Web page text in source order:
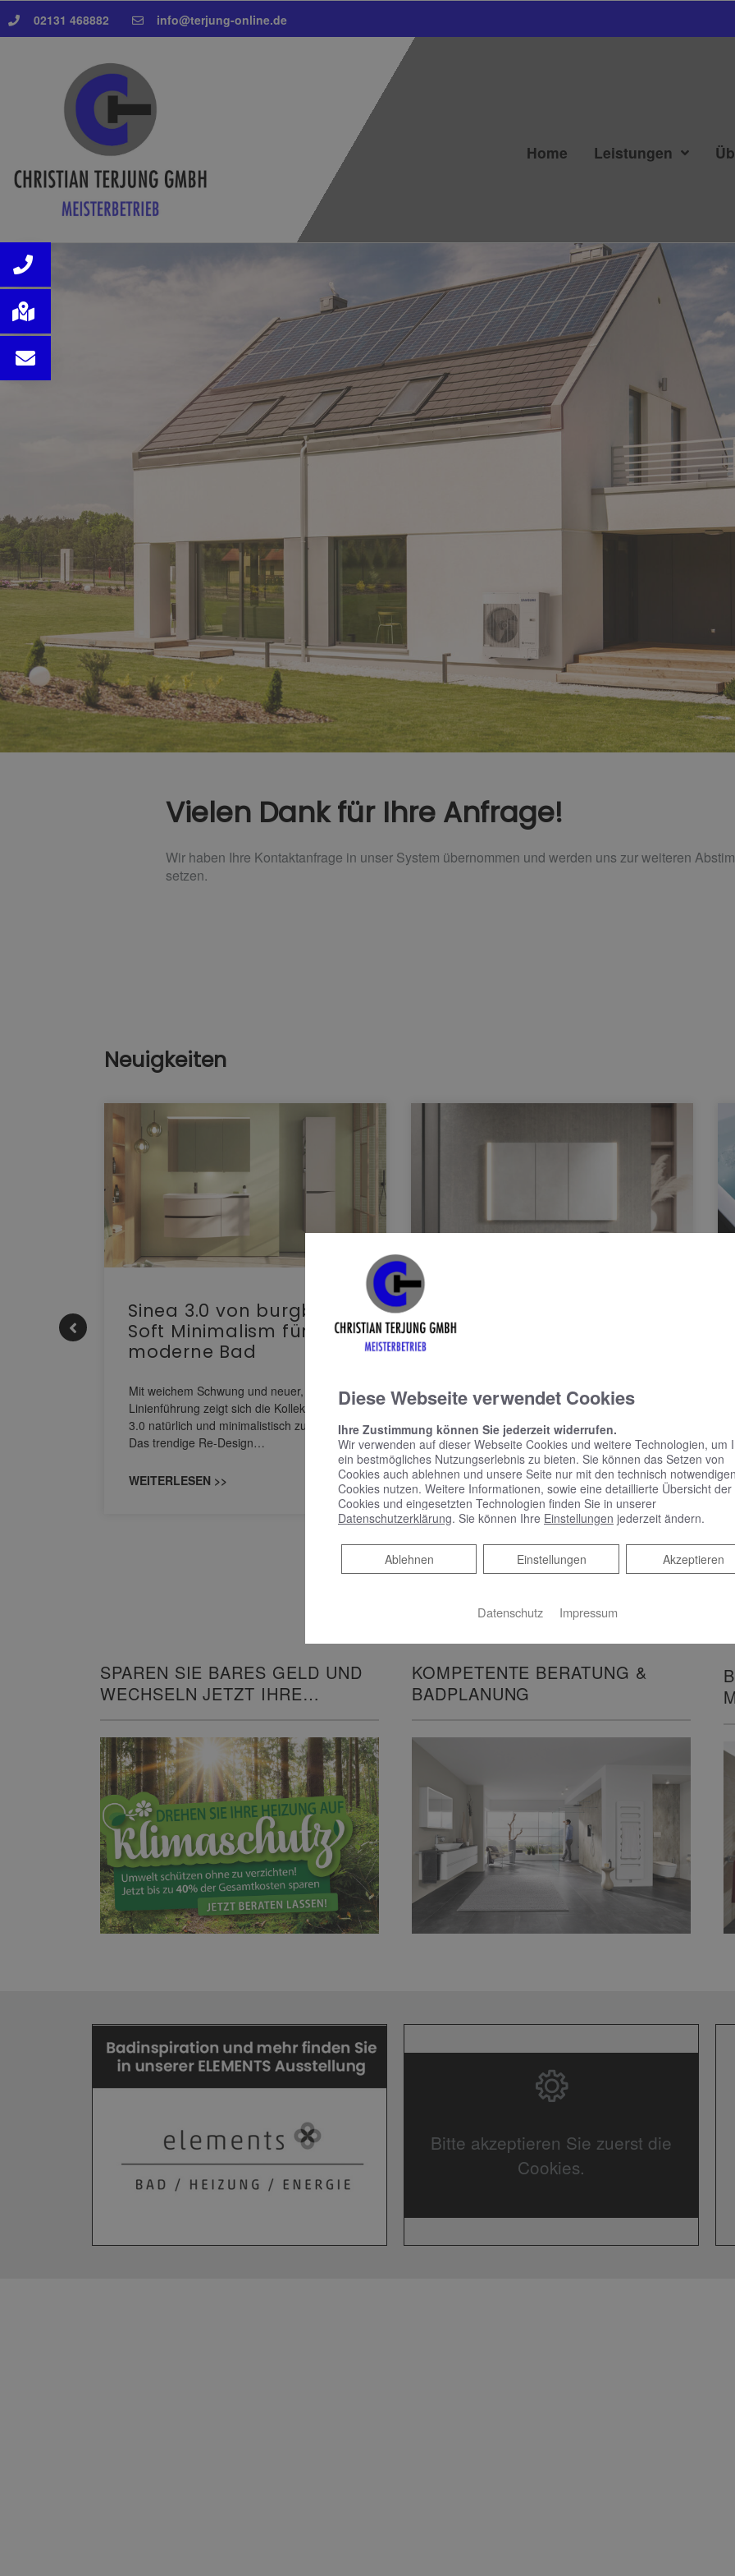
02131 468882 info@terjung-online.de
Home Leistungen
Vielen Dank für Ihre Anfrage!
Wir haben Ihre Kontaktanfrage in unser System übernommen und werden uns zur weiteren
setzen.
Neuigkeiten
Sinea 3.0 von burgbad:
Soft Minimalism für das
moderne Bad
Mit weichem Schwung und neuer, markanter
Linienführung zeigt sich die Kollektion Sinea
3.0 natürlich und minimalistisch zugleich.
Das trendige Re-Design…
WEITERLESEN >>
Spiegelschrank punktet
Bedienung
Spiegelschrank punktet mit reduziertem
Design und benutzerfreundlicher Bedienung
Schlicht, schön und mit vielen praktischen
Features – das zeichnet Phönix aus.…
WEITERLESEN >>
SPAREN SIE BARES GELD UND
WECHSELN JETZT IHRE
KOMPETENTE BERATUNG &
BADPLANUNG
Bitte akzeptieren Sie zuerst die
Cookies.
Diese Webseite verwendet Cookies
Ihre Zustimmung können Sie jederzeit widerrufen.
Wir verwenden auf dieser Webseite Cookies und weitere Technologien, um
ein bestmögliches Nutzungserlebnis zu bieten. Sie können das Setzen von
Cookies auch ablehnen und unsere Seite nur mit den technisch notwendigen
Cookies nutzen. Weitere Informationen, sowie eine detaillierte Übersicht der
Cookies und eingesetzten Technologien finden Sie in unserer
Datenschutzerklärung. Sie können Ihre Einstellungen jederzeit ändern.
Akzeptieren
Einstellungen
Ablehnen
Ablehnen
Datenschutz Impressum